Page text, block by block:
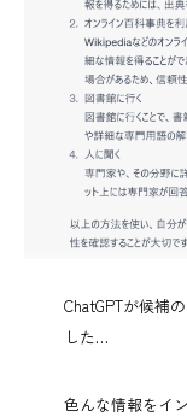
ChatGPTが候補
した…
色んな情報をイ